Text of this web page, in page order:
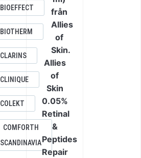
BIOEFFECT
BIOTHERM
CLARINS
CLINIQUE
COLEKT
COMFORTH
SCANDINAVIA
Allies
of
Skin
0.05%
Retinal
&
Peptides
Repair